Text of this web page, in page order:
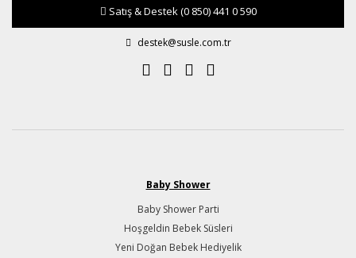
Satış & Destek(0 850) 441 0 590
destek@susle.com.tr
Baby Shower
Baby Shower Parti
Hoşgeldin Bebek Süsleri
Yeni Doğan Bebek Hediyelik